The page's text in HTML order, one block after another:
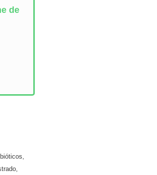
de
,
,